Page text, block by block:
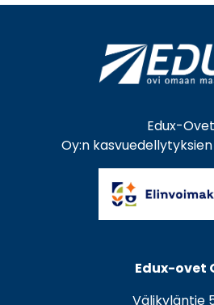
Edux-Ovet
Oy:n
Edux-ovet
Välikyläntie